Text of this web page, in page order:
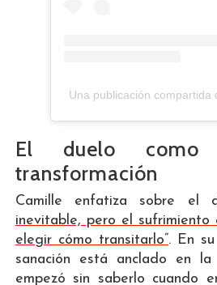
Una publicación compartida
El duelo como
transformación
Camille enfatiza sobre el
inevitable, pero el sufrimiento
elegir cómo transitarlo”. En
sanación está anclado en
empezó sin saberlo cuando